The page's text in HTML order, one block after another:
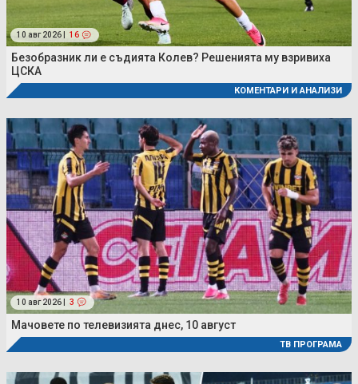
10 авг 2026 | 16
Безобразник ли е съдията Колев? Решенията му взривиха
ЦСКА
КОМЕНТАРИ И АНАЛИЗИ
10 авг 2026 | 3
Мачовете по телевизията днес, 10 август
ТВ ПРОГРАМА